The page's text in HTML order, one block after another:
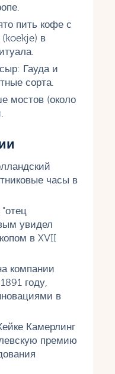
пить кофе с
в
Гауда и
сорта.
мостов (около
часы в
увидел
в XVII
компании
году,
в
Камерлинг
премию